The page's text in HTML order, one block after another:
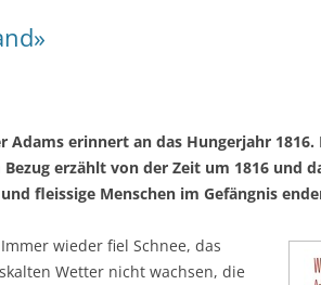
Adams erinnert an das Hungerjahr
erzählt von der Zeit um 1816 und
fleissige Menschen im Gefängnis
wieder fiel Schnee, das
Wetter nicht wachsen, die